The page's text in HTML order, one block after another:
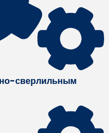
сверлильным